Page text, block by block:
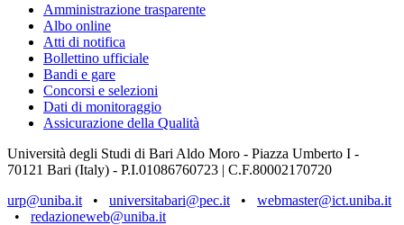
Amministrazione trasparente
Albo online
Atti di notifica
Bollettino ufficiale
Bandi e gare
Concorsi e selezioni
Dati di monitoraggio
Assicurazione della Qualità
Università degli Studi di Bari Aldo Moro - Piazza Umberto I -
70121 Bari (Italy) - P.I.01086760723 | C.F.80002170720
urp@uniba.it • universitabari@pec.it • webmaster@ict.uniba.it
• redazioneweb@uniba.it